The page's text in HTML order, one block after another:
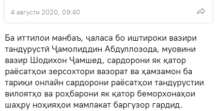
4 августи 2020, 09:40
Ба иттилои манбаъ, ҷаласа бо иштироки вазири
тандурустӣ Ҷамолиддин Абдуллозода, муовини
вазир Шодихон Ҷамшед, сардорони як қатор
раёсатҳои зерсохтори вазорат ва ҳамзамон ба
тариқи онлайн сардорони раёсатҳои тандурустии
вилоятҳо ва роҳбарони як қатор беморхонаҳои
шаҳру ноҳияҳои мамлакат баргузор гардид.